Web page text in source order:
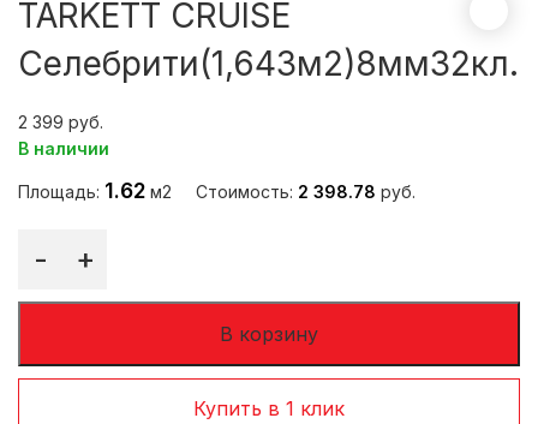
TARKETT CRUISE
Селебрити(1,643м2)8мм32кл.
2 399
В наличии
Площадь: 1.62 м2 Стоимость: 2 398.78 руб.
+
-
В корзину
Купить в 1 клик